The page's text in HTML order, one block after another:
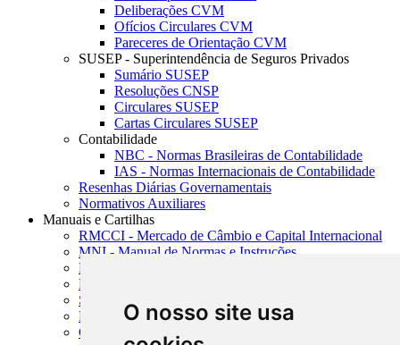
O nosso site usa
Deliberações CVM
Ofícios Circulares CVM
Pareceres de Orientação CVM
SUSEP - Superintendência de Seguros Privados
Sumário SUSEP
Resoluções CNSP
Circulares SUSEP
Cartas Circulares SUSEP
Contabilidade
NBC - Normas Brasileiras de Contabilidade
IAS - Normas Internacionais de Contabilidade
Resenhas Diárias Governamentais
Normativos Auxiliares
Manuais e Cartilhas
RMCCI - Mercado de Câmbio e Capital Internacional
MNI - Manual de Normas e Instruções
MTVM - Manual de Títulos e Valores Mobiliários
MCR - Manual de Crédito Rural
SISORF - Manual de Organização do SFN
MASUP - Manual de Supervisão Bancária
CADOC - Catálogo de Documentos